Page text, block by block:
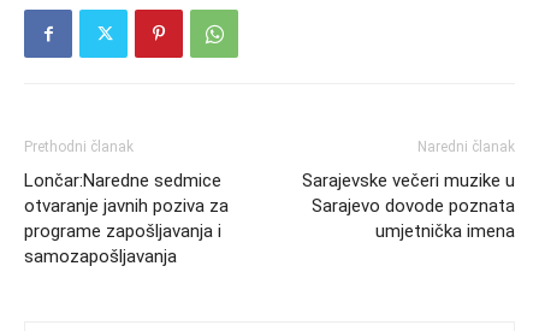
Prethodni članak
Lončar:Naredne sedmice
otvaranje javnih poziva za
programe zapošljavanja i
samozapošljavanja
Naredni članak
Sarajevske večeri muzike u
Sarajevo dovode poznata
umjetnička imena